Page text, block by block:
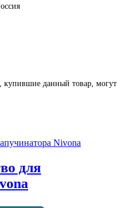
купившие данный товар, могут
для